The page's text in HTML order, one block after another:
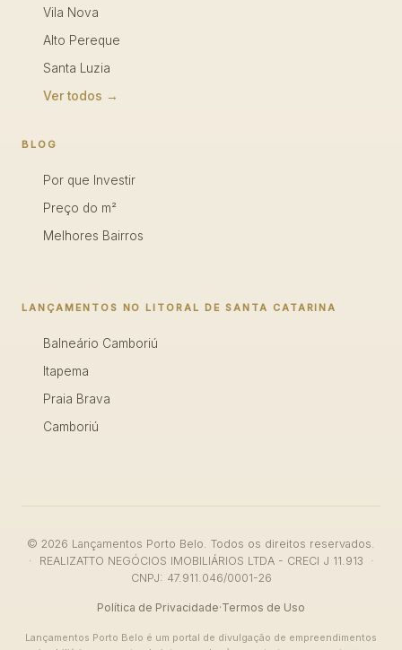
Vila Nova
Alto Pereque
Santa Luzia
Ver todos →
BLOG
Por que Investir
Preço do m²
Melhores Bairros
LANÇAMENTOS NO LITORAL DE SANTA CATARINA
Balneário Camboriú
Itapema
Praia Brava
Camboriú
© 2026 Lançamentos Porto Belo. Todos os direitos reservados.
· REALIZATTO NEGÓCIOS IMOBILIÁRIOS LTDA - CRECI J 11.913 ·
CNPJ: 47.911.046/0001-26
Política de Privacidade·Termos de Uso
Lançamentos Porto Belo é um portal de divulgação de empreendimentos